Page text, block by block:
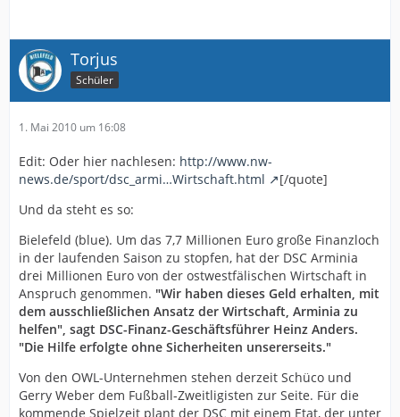
Torjus
Schüler
1. Mai 2010 um 16:08
Edit: Oder hier nachlesen: http://www.nw-
news.de/sport/dsc_armi…Wirtschaft.html
[/quote]
Und da steht es so:
Bielefeld (blue). Um das 7,7 Millionen Euro große Finanzloch
in der laufenden Saison zu stopfen, hat der DSC Arminia
drei Millionen Euro von der ostwestfälischen Wirtschaft in
Anspruch genommen. "Wir haben dieses Geld erhalten, mit
dem ausschließlichen Ansatz der Wirtschaft, Arminia zu
helfen", sagt DSC-Finanz-Geschäftsführer Heinz Anders.
"Die Hilfe erfolgte ohne Sicherheiten unsererseits."
Von den OWL-Unternehmen stehen derzeit Schüco und
Gerry Weber dem Fußball-Zweitligisten zur Seite. Für die
kommende Spielzeit plant der DSC mit einem Etat, der unter